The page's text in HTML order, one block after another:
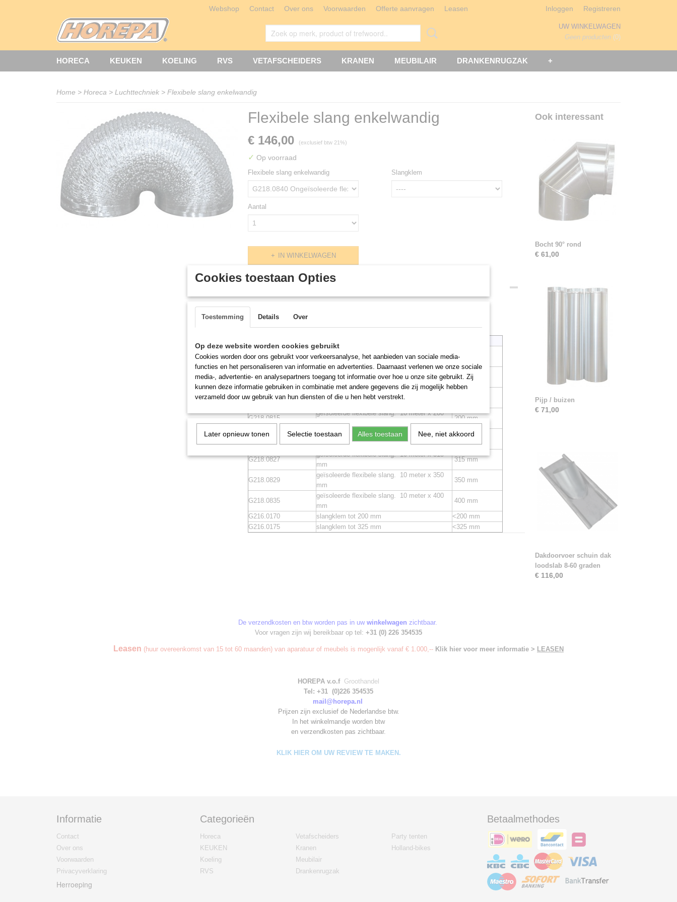
Webshop Contact Over ons Voorwaarden Offerte aanvragen Leasen Inloggen Registreren
UW WINKELWAGEN
Geen producten (0)
HORECA KEUKEN KOELING RVS VETAFSCHEIDERS KRANEN MEUBILAIR DRANKENRUGZAK +
Home > Horeca > Luchttechniek > Flexibele slang enkelwandig
Flexibele slang enkelwandig
€ 146,00 (exclusief btw 21%)
✓ Op voorraad
Flexibele slang enkelwandig Slangklem
Aantal
IN WINKELWAGEN
Omschrijving
Flexibele slang enkelwandig
G218.0800
mm
127 mm
G218.0802
mm
152 mm
G218.0804
geïsoleerde flexibele slang. 10 meter x 160
G218.0815
geïsoleerde flexibele slang. 10 meter x 200
mm
200 mm
G218.0820
geïsoleerde flexibele slang. 10 meter x 250
mm
250 mm
G218.0827
geïsoleerde flexibele slang. 10 meter x 315
mm
315 mm
G218.0829
geïsoleerde flexibele slang. 10 meter x 350
mm
350 mm
G218.0835
geïsoleerde flexibele slang. 10 meter x 400
mm
400 mm
G216.0170 slangklem tot 200 mm
<200 mm
G216.0175
slangklem tot 325 mm <325 mm
Ook interessant
Bocht 90° rond
€ 61,00
Pijp / buizen
€ 71,00
Dakdoorvoer schuin dak
loodslab 8-60 graden
€ 116,00
De verzendkosten en btw worden pas in uw winkelwagen zichtbaar.
Voor vragen zijn wij bereikbaar op tel: +31 (0) 226 354535
Leasen (huur overeenkomst van 15 tot 60 maanden) van aparatuur of meubels is mogenlijk vanaf € 1.000,-- Klik hier voor meer informatie > LEASEN
HOREPA v.o.f Groothandel
Tel: +31 (0)226 354535
mail@horepa.nl
Prijzen zijn exclusief de Nederlandse btw.
In het winkelmandje worden btw
en verzendkosten pas zichtbaar.
KLIK HIER OM UW REVIEW TE MAKEN.
Informatie
Contact
Over ons
Voorwaarden
Privacyverklaring
Herroeping
Categorieën
Horeca
KEUKEN
Koeling
RVS
Vetafscheiders
Kranen
Meubilair
Drankenrugzak
Party tenten
Holland-bikes
Betaalmethodes
Cookies toestaan Opties
Toestemming Details Over
Op deze website worden cookies gebruikt
Cookies worden door ons gebruikt voor verkeersanalyse, het aanbieden van sociale media-
functies en het personaliseren van informatie en advertenties. Daarnaast verlenen we onze sociale
media-, advertentie- en analysepartners toegang tot informatie over hoe u onze site gebruikt. Zij
kunnen deze informatie gebruiken in combinatie met andere gegevens die zij mogelijk hebben
verzameld door uw gebruik van hun diensten of die u hen hebt verstrekt.
Later opnieuw tonen Selectie toestaan Alles toestaan Nee, niet akkoord